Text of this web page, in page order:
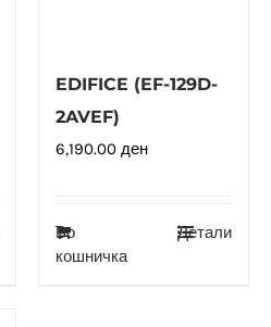
EDIFICE (EF-129D-
2AVEF)
6,190.00 ден
Во
кошничка
Детали